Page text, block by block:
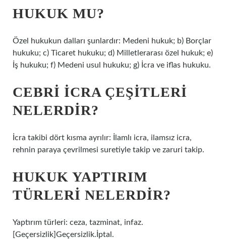
HUKUK MU?
Özel hukukun dalları şunlardır: Medeni hukuk; b) Borçlar
hukuku; c) Ticaret hukuku; d) Milletlerarası özel hukuk; e)
İş hukuku; f) Medeni usul hukuku; g) İcra ve iflas hukuku.
CEBRI ICRA ÇEŞITLERI
NELERDIR?
İcra takibi dört kısma ayrılır: İlamlı icra, ilamsız icra,
rehnin paraya çevrilmesi suretiyle takip ve zaruri takip.
HUKUK YAPTIRIM
TÜRLERI NELERDIR?
Yaptırım türleri: ceza, tazminat, infaz.
[Geçersizlik]Geçersizlik.İptal.